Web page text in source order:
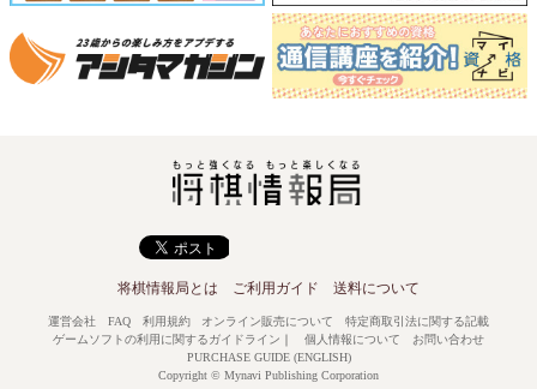
将棋情報局とは ご利用ガイド 送料について
運営会社 FAQ 利用規約 オンライン販売について
特定商取引法に関する記載
ゲームソフトの利用に関するガイドライン ｜ 個人情報について
お問い合わせ
PURCHASE GUIDE (ENGLISH)
Copyright © Mynavi Publishing Corporation